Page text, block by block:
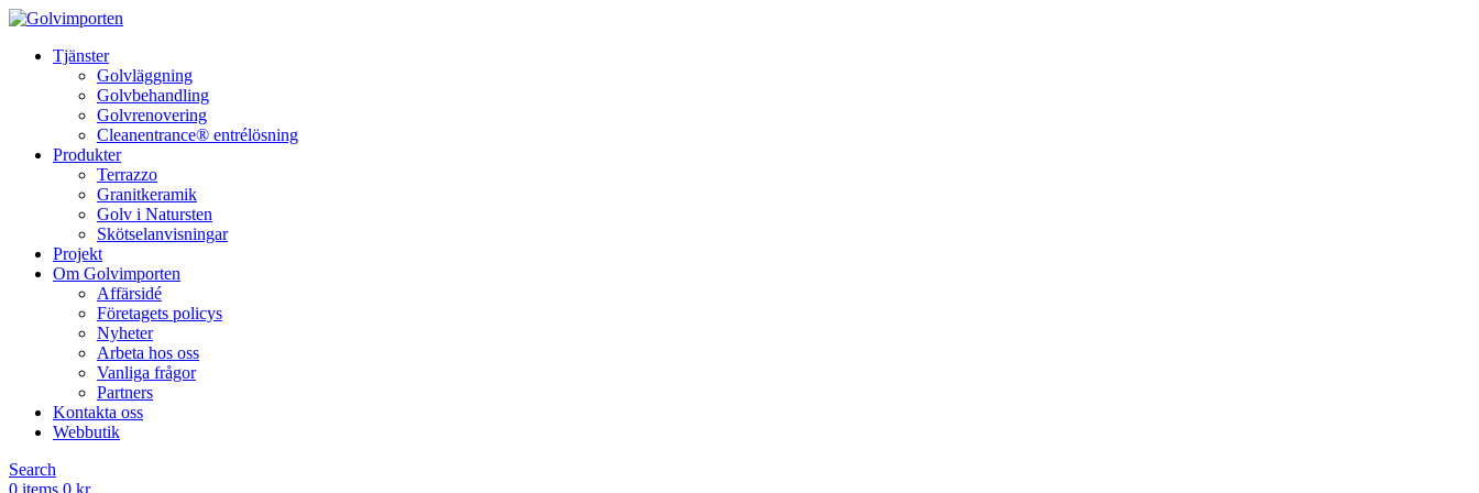
Tjänster
Golvläggning
Golvbehandling
Golvrenovering
Cleanentrance® entrélösning
Produkter
Terrazzo
Granitkeramik
Golv i Natursten
Skötselanvisningar
Projekt
Om Golvimporten
Affärsidé
Företagets policys
Nyheter
Arbeta hos oss
Vanliga frågor
Partners
Kontakta oss
Webbutik
Search
0 items 0 kr